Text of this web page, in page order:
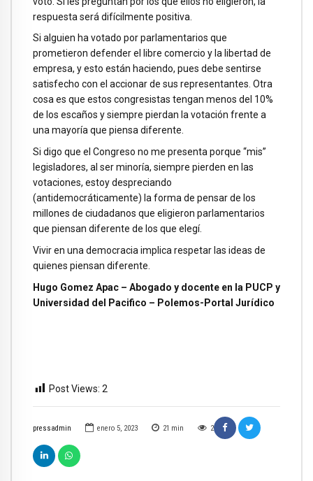
pressadmin enero 5, 2023 21 min 2
respuesta será difícilmente positiva.
Si alguien ha votado por parlamentarios que
prometieron defender el libre comercio y la libertad de
empresa, y esto están haciendo, pues debe sentirse
satisfecho con el accionar de sus representantes. Otra
cosa es que estos congresistas tengan menos del 10%
de los escaños y siempre pierdan la votación frente a
una mayoría que piensa diferente.
Si digo que el Congreso no me presenta porque “mis”
legisladores, al ser minoría, siempre pierden en las
votaciones, estoy despreciando
(antidemocráticamente) la forma de pensar de los
millones de ciudadanos que eligieron parlamentarios
que piensan diferente de los que elegí.
Vivir en una democracia implica respetar las ideas de
quienes piensan diferente.
Hugo Gomez Apac – Abogado y docente en la PUCP y
Universidad del Pacifico – Polemos-Portal Jurídico
Post Views: 2